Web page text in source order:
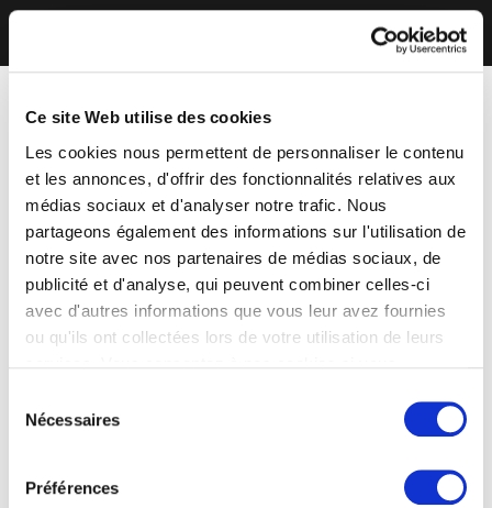
Ce site Web utilise des cookies
Les cookies nous permettent de personnaliser le contenu
et les annonces, d'offrir des fonctionnalités relatives aux
médias sociaux et d'analyser notre trafic. Nous
partageons également des informations sur l'utilisation de
notre site avec nos partenaires de médias sociaux, de
publicité et d'analyse, qui peuvent combiner celles-ci
avec d'autres informations que vous leur avez fournies
ou qu'ils ont collectées lors de votre utilisation de leurs
Nécessaires
Préférences